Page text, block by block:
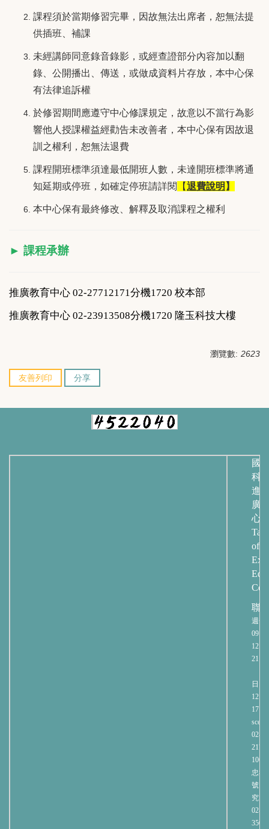
課程須於當期修習完畢，因故無法出席者，恕無法提
供插班、補課
未經講師同意錄音錄影，或經查證部分內容加以翻
錄、公開播出、傳送，或做成資料片存放，本中心保
有法律追訴權
於修習期間應遵守中心修課規定，故意以不當行為影
響他人授課權益經勸告未改善者，本中心保有因故退
訓之權利，恕無法退費
課程開班標準須達最低開班人數，未達開班標準將通
知延期或停班，如確定停班請詳閱
【退費說明 】
本中心保有最終修改、解釋及取消課程之權利
► 課程承辦
推廣教育中心 02-27712171分機1720 校本部
推廣教育中心 02-23913508分機1720 隆玉科技大樓
瀏覽數: 2623
友善列印 分享
國
科
進
廣
心
of
聯
週一
21:00
日
17:00
02-
2171
忠孝
號
究大
02-
3508